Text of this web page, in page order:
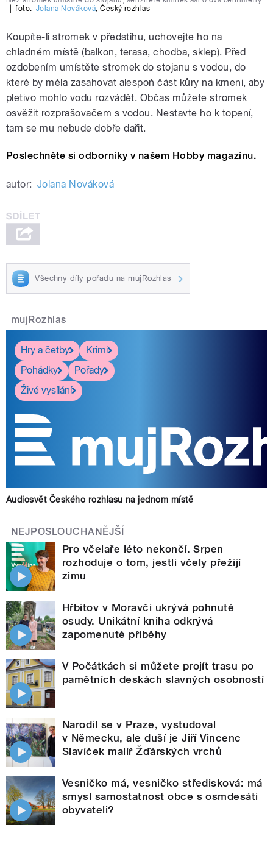
foto: Jolana Nováková,Český rozhlas
Koupíte-li stromek v předstihu, uchovejte ho na
chladném místě (balkon, terasa, chodba, sklep). Před
ozdobením umístěte stromek do stojanu s vodou, do
které by měla zasahovat alespoň část kůry na kmeni, aby
pletivo mohlo vodu rozvádět. Občas můžete stromek
osvěžit rozprašovačem s vodou. Nestavte ho k topení,
tam se mu nebude dobře dařit.
Poslechněte si odborníky v našem Hobby magazínu.
autor: Jolana Nováková
Všechny díly pořadu na mujRozhlas
mujRozhlas
Hry a četby
Krimi
Pohádky
Pořady
Živé vysílání
Audiosvět Českého rozhlasu na jednom místě
NEJPOSLOUCHANĚJŠÍ
Pro včelaře léto nekončí. Srpen
rozhoduje o tom, jestli včely přežijí
zimu
Hřbitov v Moravči ukrývá pohnuté
osudy. Unikátní kniha odkrývá
zapomenuté příběhy
V Počátkách si můžete projít trasu po
pamětních deskách slavných osobností
Narodil se v Praze, vystudoval
v Německu, ale duší je Jiří Vincenc
Slavíček malíř Žďárských vrchů
Vesničko má, vesničko středisková: má
smysl samostatnost obce s osmdesáti
obyvateli?